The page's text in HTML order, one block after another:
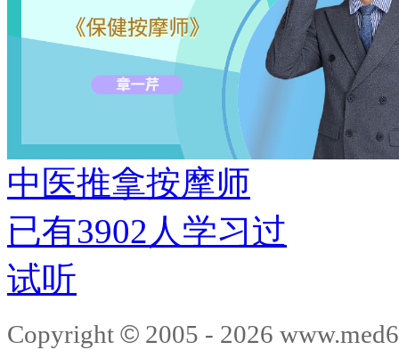
中医推拿按摩师
已有3902 人学习过
试听
Copyright © 2005 - 2026